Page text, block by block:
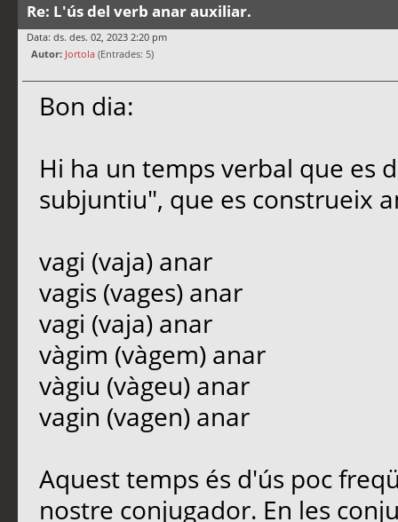
Re: L'ús del verb anar auxiliar.
Data: ds. des. 02, 2023 2:20 pm
Autor: Jortola (Entrades: 5)
Bon dia:
Hi ha un temps verbal que es
subjuntiu", que es construeix
vagi (vaja) anar
vagis (vages) anar
vagi (vaja) anar
vàgim (vàgem) anar
vàgiu (vàgeu) anar
vagin (vagen) anar
Aquest temps és d'ús poc
nostre conjugador. En les